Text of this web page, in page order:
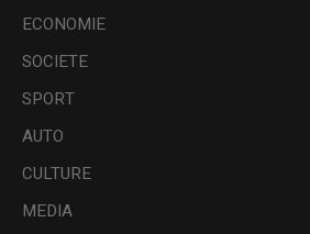
ECONOMIE
SOCIETE
SPORT
AUTO
CULTURE
MEDIA